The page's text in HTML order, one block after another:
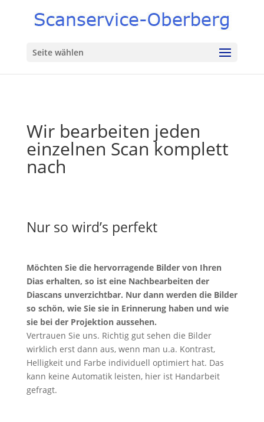
Seite wählen
Wir bearbeiten jeden
einzelnen Scan komplett
nach
Nur so wird’s perfekt
Möchten Sie die hervorragende Bilder von Ihren
Dias erhalten, so ist eine Nachbearbeiten der
Diascans unverzichtbar. Nur dann werden die Bilder
so schön, wie Sie sie in Erinnerung haben und wie
sie bei der Projektion aussehen.
Vertrauen Sie uns. Richtig gut sehen die Bilder
wirklich erst dann aus, wenn man u.a. Kontrast,
Helligkeit und Farbe individuell optimiert hat. Das
kann keine Automatik leisten, hier ist Handarbeit
gefragt.